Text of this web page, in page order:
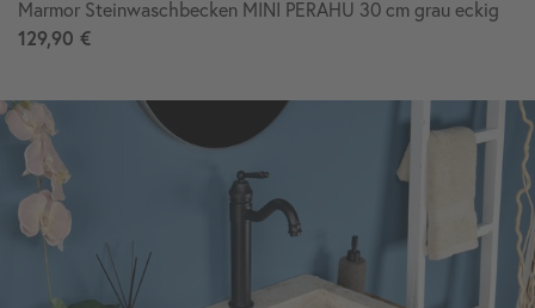
Marmor Steinwaschbecken MINI PERAHU 30 cm grau eckig
129,90 €